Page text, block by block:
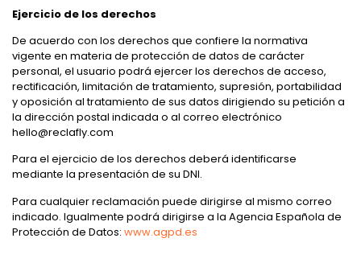
Ejercicio de los derechos
De acuerdo con los derechos que confiere la normativa
vigente en materia de protección de datos de carácter
personal, el usuario podrá ejercer los derechos de acceso,
rectificación, limitación de tratamiento, supresión, portabilidad
y oposición al tratamiento de sus datos dirigiendo su petición a
la dirección postal indicada o al correo electrónico
hello@reclafly.com
Para el ejercicio de los derechos deberá identificarse
mediante la presentación de su DNI.
Para cualquier reclamación puede dirigirse al mismo correo
indicado. Igualmente podrá dirigirse a la Agencia Española de
Protección de Datos: www.agpd.es